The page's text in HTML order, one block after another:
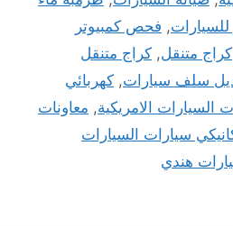
, فحص كمبيوتر
كراج متنقل, كراج متنقل
سلف سيارات, كهربائي
السيارات الامريكية, معاونات
سيارات السيارات
هندي